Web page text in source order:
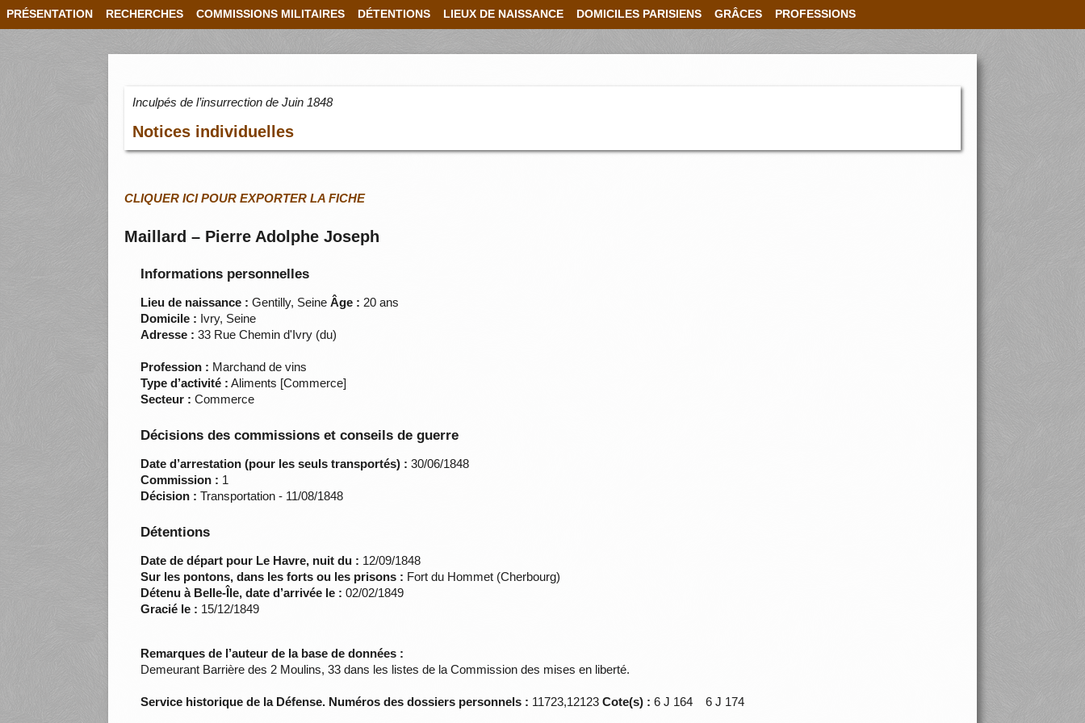
PRÉSENTATION RECHERCHES COMMISSIONS MILITAIRES DÉTENTIONS LIEUX DE NAISSANCE DOMICILES PARISIENS GRÂCES PROFESSIONS
Inculpés de l’insurrection de Juin 1848
Notices individuelles
CLIQUER ICI POUR EXPORTER LA FICHE
Maillard – Pierre Adolphe Joseph
Informations personnelles
Lieu de naissance : Gentilly, Seine Âge : 20 ans
Domicile : Ivry, Seine
Adresse : 33 Rue Chemin d'Ivry (du)
Profession : Marchand de vins
Type d’activité : Aliments [Commerce]
Secteur : Commerce
Décisions des commissions et conseils de guerre
Date d’arrestation (pour les seuls transportés) : 30/06/1848
Commission : 1
Décision : Transportation - 11/08/1848
Détentions
Date de départ pour Le Havre, nuit du : 12/09/1848
Sur les pontons, dans les forts ou les prisons : Fort du Hommet (Cherbourg)
Détenu à Belle-Île, date d’arrivée le : 02/02/1849
Gracié le : 15/12/1849
Remarques de l’auteur de la base de données :
Demeurant Barrière des 2 Moulins, 33 dans les listes de la Commission des mises en liberté.
Service historique de la Défense. Numéros des dossiers personnels : 11723,12123Cote(s) : 6 J 164 6 J 174